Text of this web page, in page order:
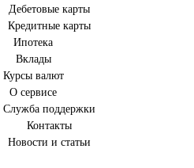
Дебетовые карты
Кредитные карты
Ипотека
Вклады
Курсы валют
О сервисе
Служба поддержки
Контакты
Новости и статьи